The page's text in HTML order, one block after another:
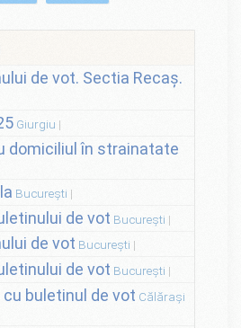
de vot. Sectia Recaș.
Giurgiu
domiciliul în strainatate
București
de vot București
de vot București
de vot București
buletinul de vot Călărași